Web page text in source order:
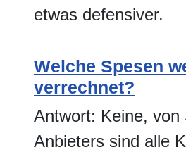
etwas defensiver.
Welche Spesen
verrechnet?
Antwort: Keine, von
Anbieters sind alle